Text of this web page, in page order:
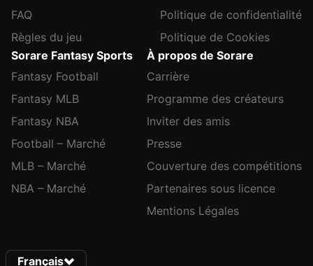
FAQ
Règles du jeu
Politique de confidentialité
Politique de Cookies
Sorare Fantasy Sports
Fantasy Football
Fantasy MLB
Fantasy NBA
Football – Marché
MLB – Marché
NBA – Marché
À propos de Sorare
Carrière
Programme des créateurs
Inviter des amis
Presse
Couverture des compétitions
Partenaires sous licence
Mentions Légales
Français